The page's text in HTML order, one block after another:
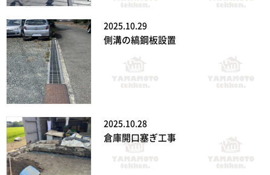
2025.10.29
側溝の縞鋼板設置
2025.10.28
倉庫開口塞ぎ工事